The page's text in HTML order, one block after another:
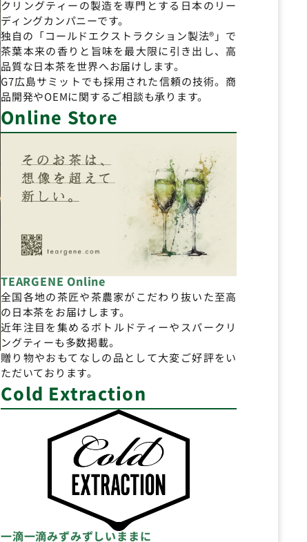
クリングティーの製造を専門とする日本のリー
ディングカンパニーです。
独自の「コールドエクストラクション製法®」で
茶葉本来の香りと旨味を最大限に引き出し、高
品質な日本茶を世界へお届けします。
G7広島サミットでも採用された信頼の技術。商
品開発やOEMに関するご相談も承ります。
Online Store
TEARGENE Online
全国各地の茶匠や茶農家がこだわり抜いた至高
の日本茶をお届けします。
近年注目を集めるボトルドティーやスパークリ
ングティーも多数掲載。
贈り物やおもてなしの品として大変ご好評をい
ただいております。
Cold Extraction
一滴一滴みずみずしいままに